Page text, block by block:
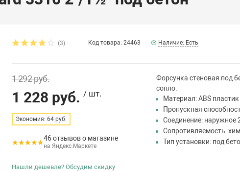
(3) Код товара: 24463 Наличие: Есть
1 292 руб.
1 228 руб. / шт.
Экономия: 64 руб.
46 отзывов о магазине
на Яндекс.Маркете
Нашли дешевле? Обсудим скидку
Форсунка стеновая под
сопло.
Материал: ABS пластик
Пропускная
Соединение: наружное
Сопротивляемость:
Тип установки: под